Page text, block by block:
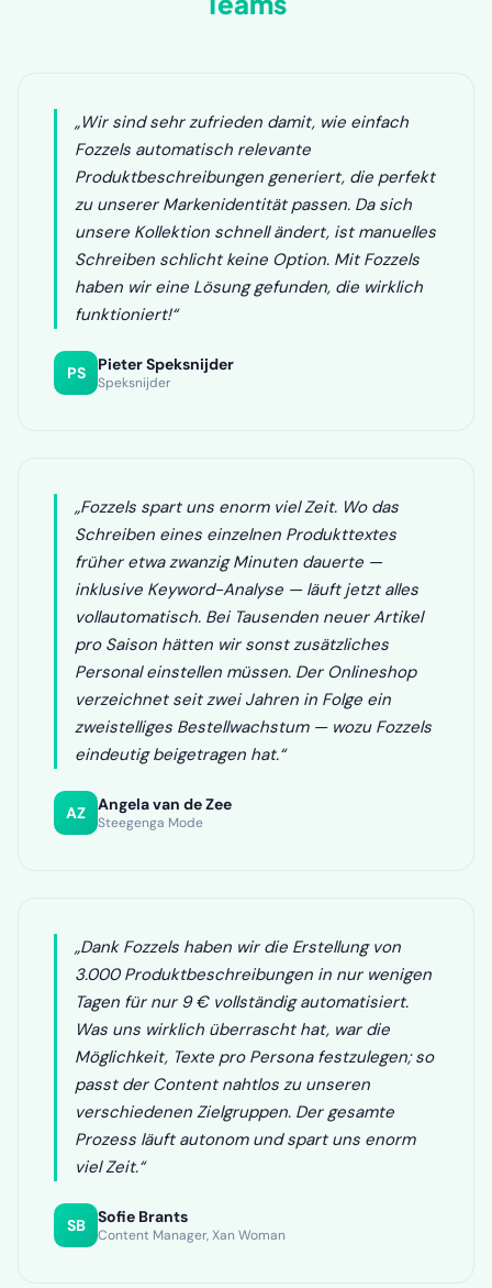
„Wir sind sehr zufrieden damit, wie einfach
Fozzels automatisch relevante
Produktbeschreibungen generiert, die perfekt
zu unserer Markenidentität passen. Da sich
unsere Kollektion schnell ändert, ist manuelles
Schreiben schlicht keine Option. Mit Fozzels
haben wir eine Lösung gefunden, die wirklich
funktioniert!“
PS Pieter Speksnijder
Speksnijder
„Fozzels spart uns enorm viel Zeit. Wo das
Schreiben eines einzelnen Produkttextes
früher etwa zwanzig Minuten dauerte —
inklusive Keyword-Analyse — läuft jetzt alles
vollautomatisch. Bei Tausenden neuer Artikel
pro Saison hätten wir sonst zusätzliches
Personal einstellen müssen. Der Onlineshop
verzeichnet seit zwei Jahren in Folge ein
zweistelliges Bestellwachstum — wozu Fozzels
eindeutig beigetragen hat.“
AZ Angela van de Zee
Steegenga Mode
„Dank Fozzels haben wir die Erstellung von
3.000 Produktbeschreibungen in nur wenigen
Tagen für nur 9 € vollständig automatisiert.
Was uns wirklich überrascht hat, war die
Möglichkeit, Texte pro Persona festzulegen; so
passt der Content nahtlos zu unseren
verschiedenen Zielgruppen. Der gesamte
Prozess läuft autonom und spart uns enorm
viel Zeit.“
SB Sofie Brants
Content Manager, Xan Woman